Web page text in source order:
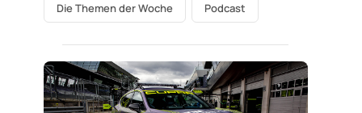
Die Themen der Woche Podcast